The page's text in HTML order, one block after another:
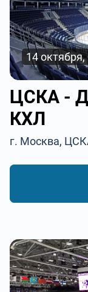
14
ЦСКА -
КХЛ
г. Москва,